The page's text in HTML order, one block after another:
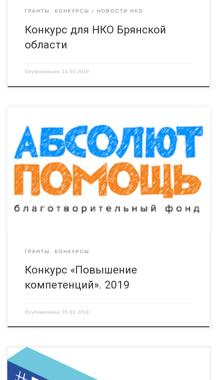
ГРАНТЫ, КОНКУРСЫ НОВОСТИ НКО
Конкурс для НКО Брянской
области
Опубликовано 14.03.2019
БФ «Абсолют-Помощь» объявляет открытый конкурс
социальных проектов «Повышение компетенций»,
направленных на развитие компетенций и осведомленности в
области здравоохранения, реабилитации, образования,
социализации и трудоустройства: приемных родителей и
родителей детей с поражениями ЦНС, психическими
расстройствами и расстройствами поведения; специалистов,
оказывающих помощь детям с поражениями ЦНС,
психическими расстройствами и расстройствами поведения,
молодым инвалидам […]
ГРАНТЫ, КОНКУРСЫ
Конкурс «Повышение
компетенций». 2019
Опубликовано 05.03.2019